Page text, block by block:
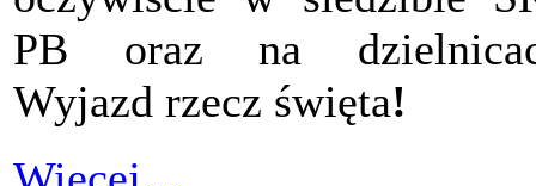
PB oraz na
Wyjazd rzecz święta!